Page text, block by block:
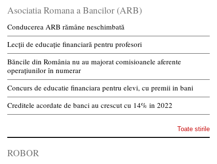
Asociatia Romana a Bancilor (ARB)
Conducerea ARB rămâne neschimbată
Lecții de educație financiară pentru profesori
Băncile din România nu au majorat comisioanele aferente
operațiunilor în numerar
Concurs de educatie financiara pentru elevi, cu premii in bani
Creditele acordate de banci au crescut cu 14% in 2022
Toate stirile
ROBOR